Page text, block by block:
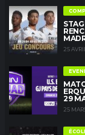
25
29
25